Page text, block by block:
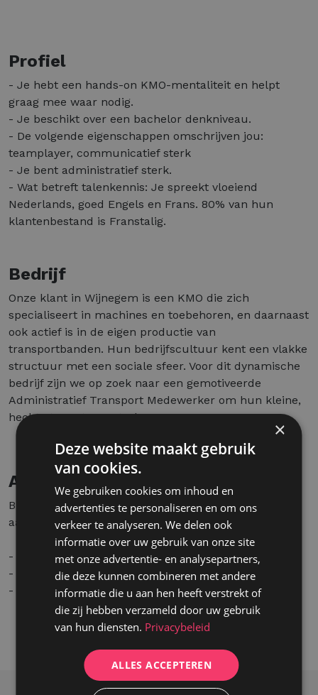
Profiel
- Je hebt een hands-on KMO-mentaliteit en helpt
graag mee waar nodig.
- Je beschikt over een bachelor denkniveau.
- De volgende eigenschappen omschrijven jou:
teamplayer, communicatief sterk
- Je bent administratief sterk.
- Wat betreft talenkennis: Je spreekt vloeiend
Nederlands, goed Engels en Frans. 80% van hun
klantenbestand is Franstalig.
Bedrijf
Onze klant in Wijnegem is een KMO die zich
specialiseert in machines en toebehoren, en daarnaast
ook actief is in de eigen productie van
transportbanden. Hun bedrijfscultuur kent een vlakke
structuur met een sociale sfeer. Voor dit dynamische
bedrijf zijn we op zoek naar een gemotiveerde
Administratief Transport Medewerker om hun kleine,
hechte team te versterken.
Aanbod
Bij onze klant kan je genieten van een mooi loon,
aangevuld met de volgende extralegale voordelen:
- Maaltijdcheques (9 euro per gewerkte dag)
- Ecocheques
- On-the-job training
×
Deze website maakt gebruik
van cookies.
We gebruiken cookies om inhoud en
advertenties te personaliseren en om ons
verkeer te analyseren. We delen ook
informatie over uw gebruik van onze site
met onze advertentie- en analysepartners,
die deze kunnen combineren met andere
informatie die u aan hen heeft verstrekt of
die zij hebben verzameld door uw gebruik
van hun diensten. Privacybeleid
ALLES ACCEPTEREN